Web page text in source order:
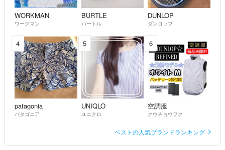
WORKMAN
ワークマン
BURTLE
バートル
DUNLOP
ダンロップ
4
patagonia
パタゴニア
5
UNIQLO
ユニクロ
6
空調服
クウチョウフク
ベストの人気ブランドランキング